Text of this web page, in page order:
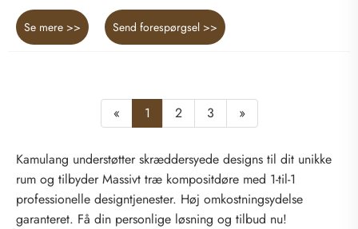
Se mere >> Send forespørgsel >>
« 1 2 3 »
Kamulang understøtter skræddersyede designs til dit unikke
rum og tilbyder Massivt træ kompositdøre med 1-til-1
professionelle designtjenester. Høj omkostningsydelse
garanteret. Få din personlige løsning og tilbud nu!